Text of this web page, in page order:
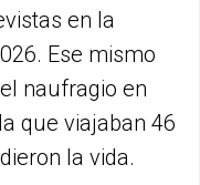
en la
Ese mismo
naufragio en
que viajaban 46
la vida.